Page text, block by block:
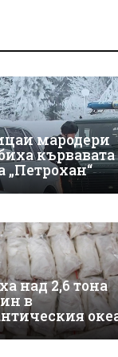
мародери
кървавата
„Петрохан“
над 2,6 тона
в